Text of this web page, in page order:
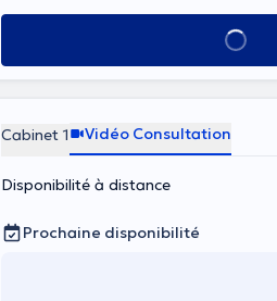
Voir tout
Cabinet 1 Vidéo Consultation
Disponibilité à distance
Prochaine disponibilité